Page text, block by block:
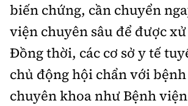
biến chứng, cần chuyển
viện chuyên sâu để được
Đồng thời, các cơ sở y tế
chủ động hội chẩn với
chuyên khoa như Bệnh